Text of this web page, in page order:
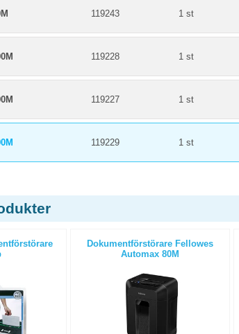
119243 1 st
119228 1 st
119227 1 st
119229 1 st
Dokumentförstörare Fellowes
Automax 80M